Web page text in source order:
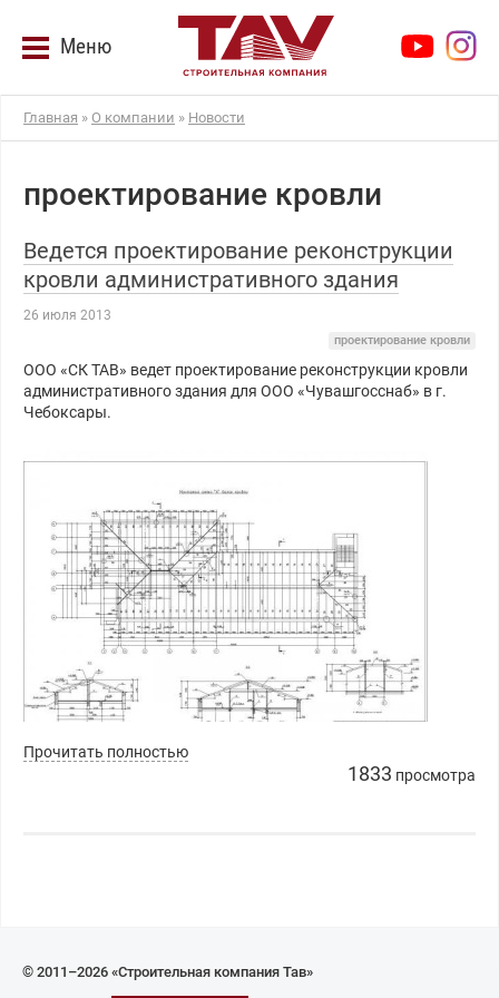
Меню
Главная » О компании » Новости
проектирование кровли
Ведется проектирование реконструкции
кровли административного здания
26 июля 2013
проектирование кровли
ООО «СК ТАВ» ведет проектирование реконструкции кровли
административного здания для ООО «Чувашгосснаб» в г.
Чебоксары.
Прочитать полностью
1833 просмотра
© 2011–2026 «Строительная компания Тав»